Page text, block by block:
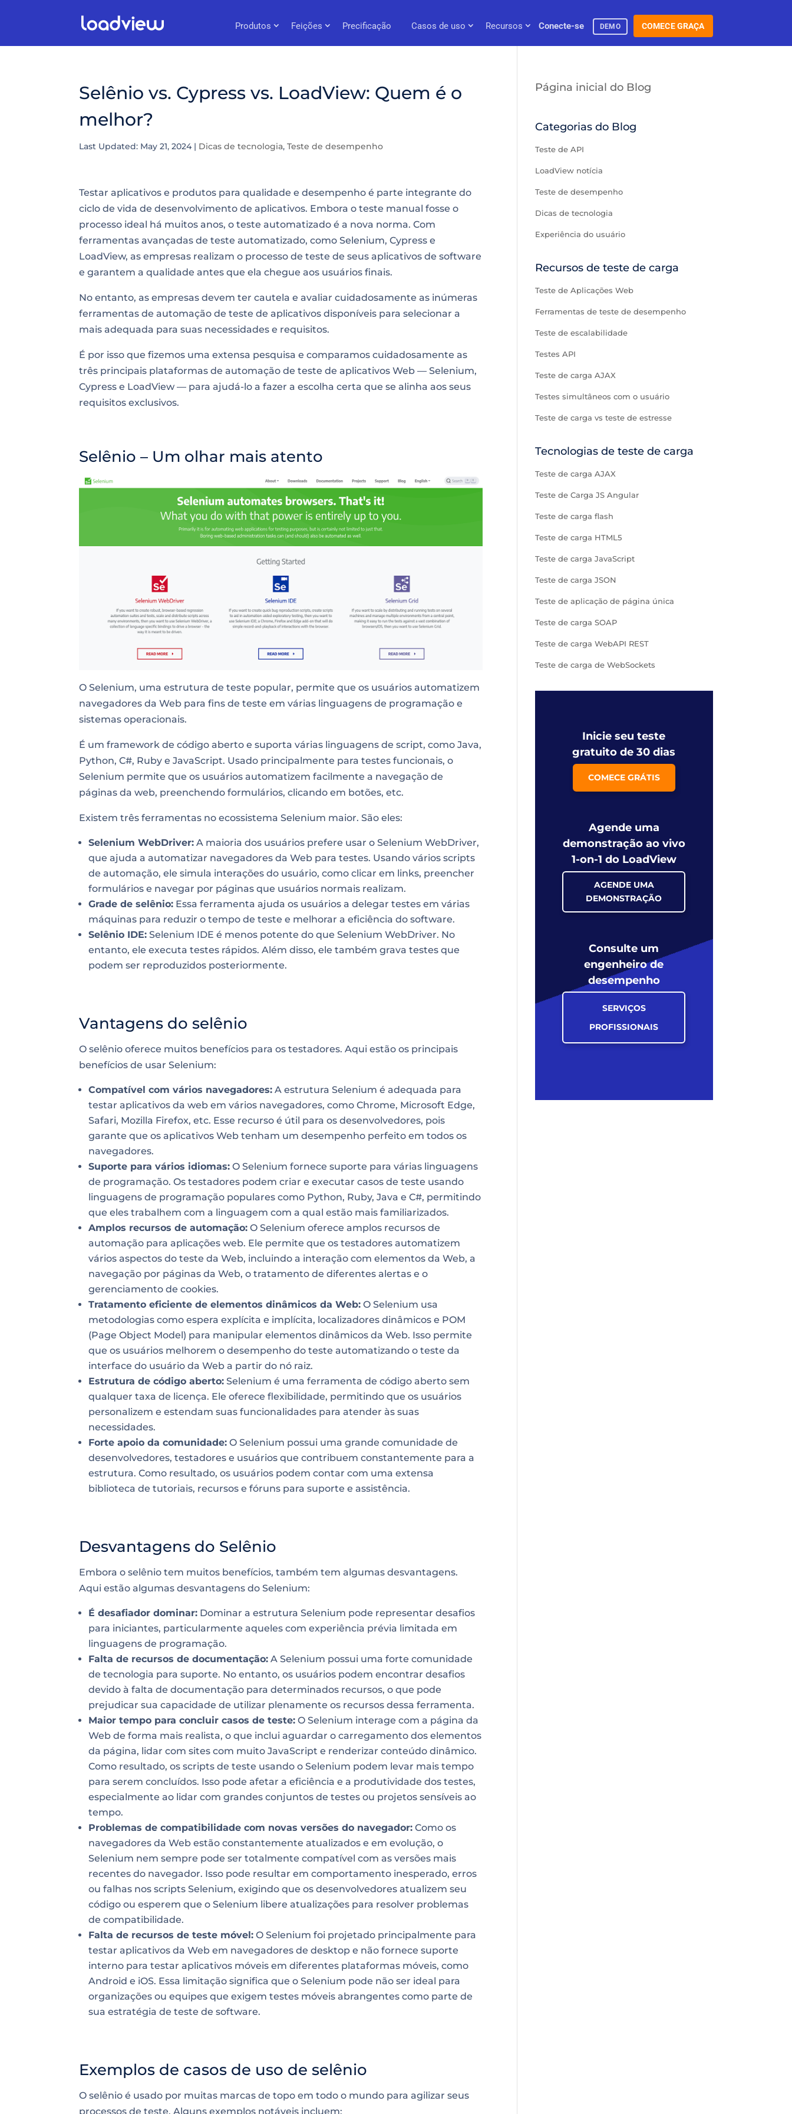
Produtos Feições Precificação Casos de uso Recursos Conecte-se DEMO COMECE GRAÇA
Selênio vs. Cypress vs. LoadView: Quem é o
melhor?
Last Updated: May 21, 2024 | Dicas de tecnologia,Teste de desempenho
Testar aplicativos e produtos para qualidade e desempenho é parte integrante do
ciclo de vida de desenvolvimento de aplicativos. Embora o teste manual fosse o
processo ideal há muitos anos, o teste automatizado é a nova norma. Com
ferramentas avançadas de teste automatizado, como Selenium, Cypress e
LoadView, as empresas realizam o processo de teste de seus aplicativos de software
e garantem a qualidade antes que ela chegue aos usuários finais.
No entanto, as empresas devem ter cautela e avaliar cuidadosamente as inúmeras
ferramentas de automação de teste de aplicativos disponíveis para selecionar a
mais adequada para suas necessidades e requisitos.
É por isso que fizemos uma extensa pesquisa e comparamos cuidadosamente as
três principais plataformas de automação de teste de aplicativos Web — Selenium,
Cypress e LoadView — para ajudá-lo a fazer a escolha certa que se alinha aos seus
requisitos exclusivos.
Selênio – Um olhar mais atento
O Selenium, uma estrutura de teste popular, permite que os usuários automatizem
navegadores da Web para fins de teste em várias linguagens de programação e
sistemas operacionais.
É um framework de código aberto e suporta várias linguagens de script, como Java,
Python, C#, Ruby e JavaScript. Usado principalmente para testes funcionais, o
Selenium permite que os usuários automatizem facilmente a navegação de
páginas da web, preenchendo formulários, clicando em botões, etc.
Existem três ferramentas no ecossistema Selenium maior. São eles:
Selenium WebDriver: A maioria dos usuários prefere usar o Selenium WebDriver,
que ajuda a automatizar navegadores da Web para testes. Usando vários scripts
de automação, ele simula interações do usuário, como clicar em links, preencher
formulários e navegar por páginas que usuários normais realizam.
Grade de selênio: Essa ferramenta ajuda os usuários a delegar testes em várias
máquinas para reduzir o tempo de teste e melhorar a eficiência do software.
Selênio IDE: Selenium IDE é menos potente do que Selenium WebDriver. No
entanto, ele executa testes rápidos. Além disso, ele também grava testes que
podem ser reproduzidos posteriormente.
Vantagens do selênio
O selênio oferece muitos benefícios para os testadores. Aqui estão os principais
benefícios de usar Selenium:
Compatível com vários navegadores: A estrutura Selenium é adequada para
testar aplicativos da web em vários navegadores, como Chrome, Microsoft Edge,
Safari, Mozilla Firefox, etc. Esse recurso é útil para os desenvolvedores, pois
garante que os aplicativos Web tenham um desempenho perfeito em todos os
navegadores.
Suporte para vários idiomas: O Selenium fornece suporte para várias linguagens
de programação. Os testadores podem criar e executar casos de teste usando
linguagens de programação populares como Python, Ruby, Java e C#, permitindo
que eles trabalhem com a linguagem com a qual estão mais familiarizados.
Amplos recursos de automação: O Selenium oferece amplos recursos de
automação para aplicações web. Ele permite que os testadores automatizem
vários aspectos do teste da Web, incluindo a interação com elementos da Web, a
navegação por páginas da Web, o tratamento de diferentes alertas e o
gerenciamento de cookies.
Tratamento eficiente de elementos dinâmicos da Web: O Selenium usa
metodologias como espera explícita e implícita, localizadores dinâmicos e POM
(Page Object Model) para manipular elementos dinâmicos da Web. Isso permite
que os usuários melhorem o desempenho do teste automatizando o teste da
interface do usuário da Web a partir do nó raiz.
Estrutura de código aberto: Selenium é uma ferramenta de código aberto sem
qualquer taxa de licença. Ele oferece flexibilidade, permitindo que os usuários
personalizem e estendam suas funcionalidades para atender às suas
necessidades.
Forte apoio da comunidade: O Selenium possui uma grande comunidade de
desenvolvedores, testadores e usuários que contribuem constantemente para a
estrutura. Como resultado, os usuários podem contar com uma extensa
biblioteca de tutoriais, recursos e fóruns para suporte e assistência.
Desvantagens do Selênio
Embora o selênio tem muitos benefícios, também tem algumas desvantagens.
Aqui estão algumas desvantagens do Selenium:
É desafiador dominar: Dominar a estrutura Selenium pode representar desafios
para iniciantes, particularmente aqueles com experiência prévia limitada em
linguagens de programação.
Falta de recursos de documentação: A Selenium possui uma forte comunidade
de tecnologia para suporte. No entanto, os usuários podem encontrar desafios
devido à falta de documentação para determinados recursos, o que pode
prejudicar sua capacidade de utilizar plenamente os recursos dessa ferramenta.
Maior tempo para concluir casos de teste: O Selenium interage com a página da
Web de forma mais realista, o que inclui aguardar o carregamento dos elementos
da página, lidar com sites com muito JavaScript e renderizar conteúdo dinâmico.
Como resultado, os scripts de teste usando o Selenium podem levar mais tempo
para serem concluídos. Isso pode afetar a eficiência e a produtividade dos testes,
especialmente ao lidar com grandes conjuntos de testes ou projetos sensíveis ao
tempo.
Problemas de compatibilidade com novas versões do navegador: Como os
navegadores da Web estão constantemente atualizados e em evolução, o
Selenium nem sempre pode ser totalmente compatível com as versões mais
recentes do navegador. Isso pode resultar em comportamento inesperado, erros
ou falhas nos scripts Selenium, exigindo que os desenvolvedores atualizem seu
código ou esperem que o Selenium libere atualizações para resolver problemas
de compatibilidade.
Falta de recursos de teste móvel: O Selenium foi projetado principalmente para
testar aplicativos da Web em navegadores de desktop e não fornece suporte
interno para testar aplicativos móveis em diferentes plataformas móveis, como
Android e iOS. Essa limitação significa que o Selenium pode não ser ideal para
organizações ou equipes que exigem testes móveis abrangentes como parte de
sua estratégia de teste de software.
Exemplos de casos de uso de selênio
O selênio é usado por muitas marcas de topo em todo o mundo para agilizar seus
processos de teste. Alguns exemplos notáveis incluem:
Página inicial do Blog
Categorias do Blog
Teste de API
LoadView notícia
Teste de desempenho
Dicas de tecnologia
Experiência do usuário
Recursos de teste de carga
Teste de Aplicações Web
Ferramentas de teste de desempenho
Teste de escalabilidade
Testes API
Teste de carga AJAX
Testes simultâneos com o usuário
Teste de carga vs teste de estresse
Tecnologias de teste de carga
Teste de carga AJAX
Teste de Carga JS Angular
Teste de carga flash
Teste de carga HTML5
Teste de carga JavaScript
Teste de carga JSON
Teste de aplicação de página única
Teste de carga SOAP
Teste de carga WebAPI REST
Teste de carga de WebSockets
Inicie seu teste
gratuito de 30 dias
COMECE GRÁTIS
Agende uma
demonstração ao vivo
1-on-1 do LoadView
AGENDE UMA
DEMONSTRAÇÃO
Consulte um
engenheiro de
desempenho
SERVIÇOS
PROFISSIONAIS